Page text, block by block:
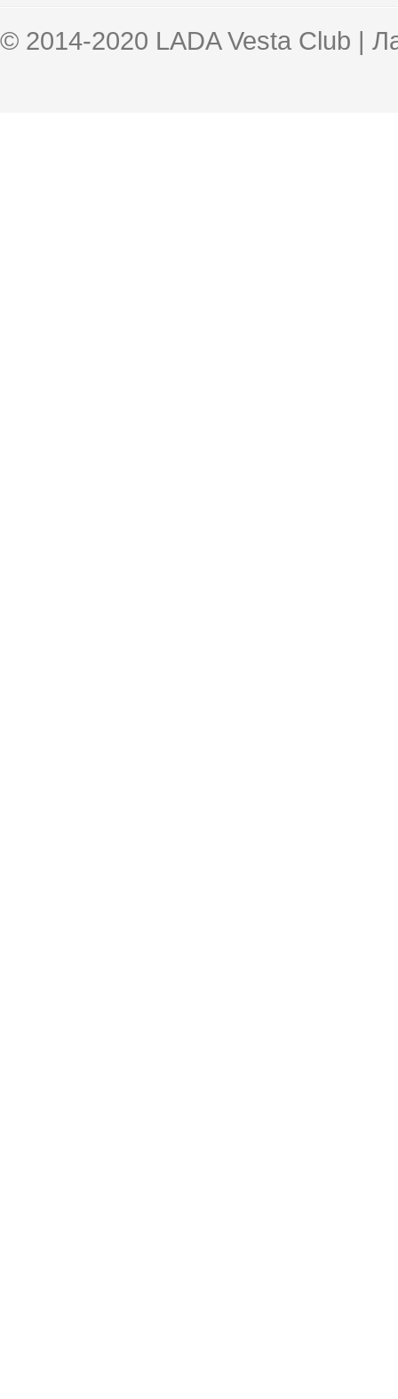
© 2014-2020 LADA Vesta Club |